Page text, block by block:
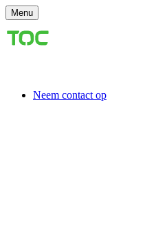
Menu
Neem contact op